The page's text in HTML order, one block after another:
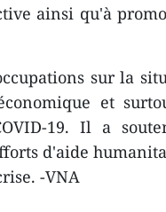
ainsi qu'à
sur la
et
19. Il a
d'aide
-VNA